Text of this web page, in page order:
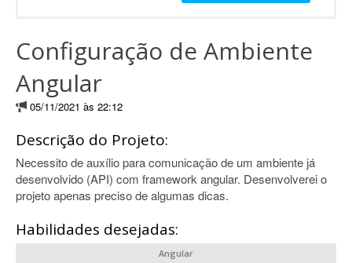
Configuração de Ambiente
Angular
05/11/2021 às 22:12
Descrição do Projeto:
Necessito de auxílio para comunicação de um ambiente já
desenvolvido (API) com framework angular. Desenvolverei o
projeto apenas preciso de algumas dicas.
Habilidades desejadas:
Angular